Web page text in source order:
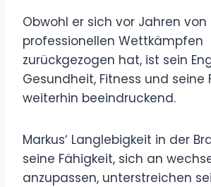
Obwohl er sich vor Jahren von
professionellen Wettkämpfen
zurückgezogen hat, ist sein
Gesundheit, Fitness und seine
weiterhin beeindruckend.
Markus‘ Langlebigkeit in der
seine Fähigkeit, sich an
anzupassen, unterstreichen